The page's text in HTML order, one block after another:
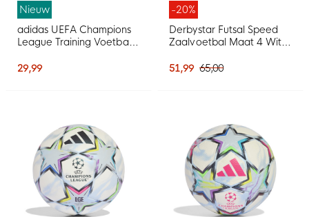
Nieuw
adidas UEFA Champions
League Training Voetbal
Paars Multicolor
29,99
-20%
Derbystar Futsal Speed
Zaalvoetbal Maat 4 Wit
51,99 65,00